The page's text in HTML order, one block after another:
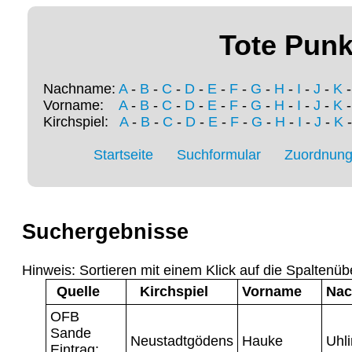
Tote
Nachname: A- B - C - D - E - F - G - H - I - J - K
Vorname: A- B - C - D - E - F - G - H - I - J - K
Kirchspiel: A- B - C - D- E- F- G - H - I - J - K
Startseite Suchformular
Suchergebnisse
Hinweis: Sortieren mit einem Klick auf die
Quelle
Kirchspiel Vorname
OFB
Sande
Neustadtgödens Hauke